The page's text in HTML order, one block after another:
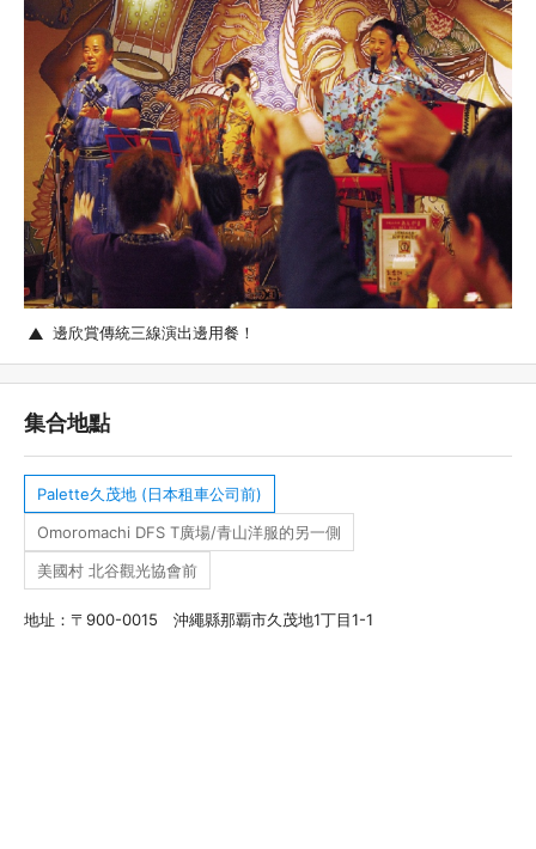
邊欣賞傳統三線演出邊用餐！
集合地點
Palette久茂地 (日本租車公司前)
Omoromachi DFS T廣場/青山洋服的另一側
美國村 北谷觀光協會前
地址：〒900-0015 沖繩縣那覇市久茂地1丁目1-1